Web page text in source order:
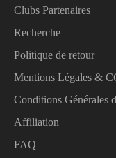
Clubs Partenaires
Recherche
Politique de retour
Mentions Légales &
Conditions Générales
Affiliation
FAQ